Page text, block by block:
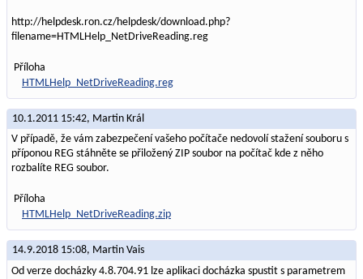
http://helpdesk.ron.cz/helpdesk/download.php?
filename=HTMLHelp_NetDriveReading.reg
Příloha
HTMLHelp_NetDriveReading.reg
10.1.2011 15:42, Martin Král
V případě, že vám zabezpečení vašeho počítače nedovolí stažení souboru s
příponou REG stáhněte se přiložený ZIP soubor na počítač kde z něho
rozbalíte REG soubor.
Příloha
HTMLHelp_NetDriveReading.zip
14.9.2018 15:08, Martin Vais
Od verze docházky 4.8.704.91 lze aplikaci docházka spustit s parametrem